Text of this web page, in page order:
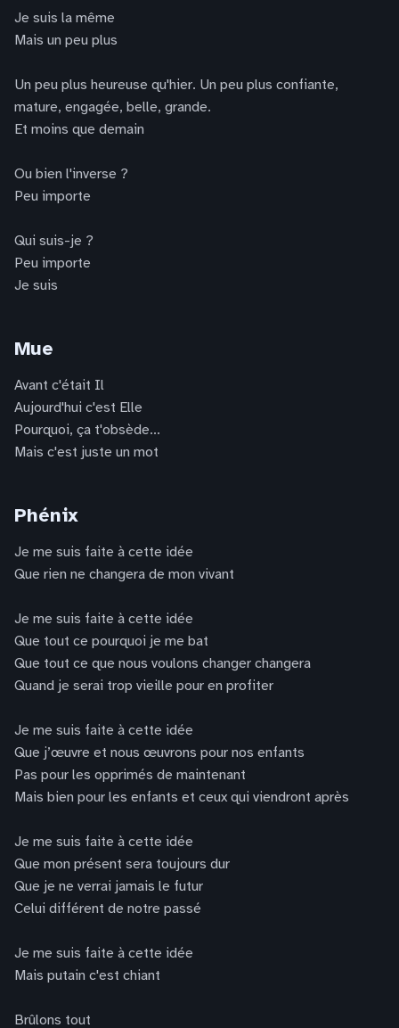
Je suis la même
Mais un peu plus
Un peu plus heureuse qu'hier. Un peu plus confiante,
mature, engagée, belle, grande.
Et moins que demain
Ou bien l'inverse ?
Peu importe
Qui suis-je ?
Peu importe
Je suis
Mue
Avant c'était Il
Aujourd'hui c'est Elle
Pourquoi, ça t'obsède...
Mais c'est juste un mot
Phénix
Je me suis faite à cette idée
Que rien ne changera de mon vivant
Je me suis faite à cette idée
Que tout ce pourquoi je me bat
Que tout ce que nous voulons changer changera
Quand je serai trop vieille pour en profiter
Je me suis faite à cette idée
Que j’œuvre et nous œuvrons pour nos enfants
Pas pour les opprimés de maintenant
Mais bien pour les enfants et ceux qui viendront après
Je me suis faite à cette idée
Que mon présent sera toujours dur
Que je ne verrai jamais le futur
Celui différent de notre passé
Je me suis faite à cette idée
Mais putain c'est chiant
Brûlons tout